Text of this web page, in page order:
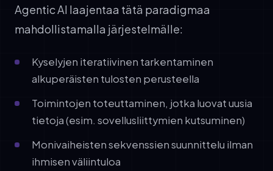
Agentic AI laajentaa tätä paradigmaa
mahdollistamalla järjestelmälle:
Kyselyjen iteratiivinen tarkentaminen
alkuperäisten tulosten perusteella
Toimintojen toteuttaminen, jotka luovat uusia
tietoja (esim. sovellusliittymien kutsuminen)
Monivaiheisten sekvenssien suunnittelu ilman
ihmisen väliintuloa